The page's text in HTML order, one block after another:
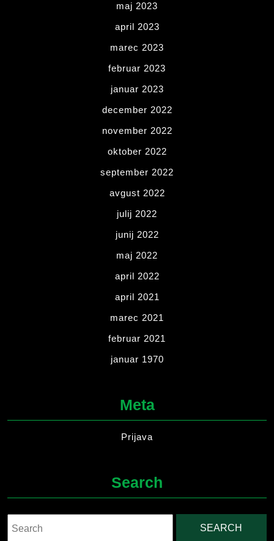
maj 2023
april 2023
marec 2023
februar 2023
januar 2023
december 2022
november 2022
oktober 2022
september 2022
avgust 2022
julij 2022
junij 2022
maj 2022
april 2022
april 2021
marec 2021
februar 2021
januar 1970
Meta
Prijava
Search
for: